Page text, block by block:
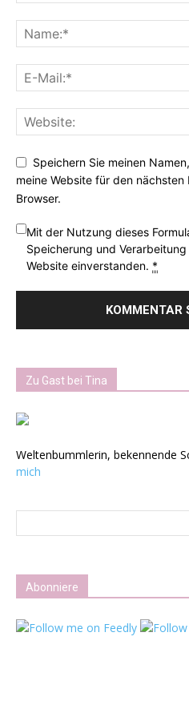
Speichern Sie meinen
meine Website für den nächsten
Browser.
Mit der Nutzung dieses
Speicherung und
Website einverstanden. *
Zu Gast bei Tina
Weltenbummlerin, bekennende
mich
Abonniere